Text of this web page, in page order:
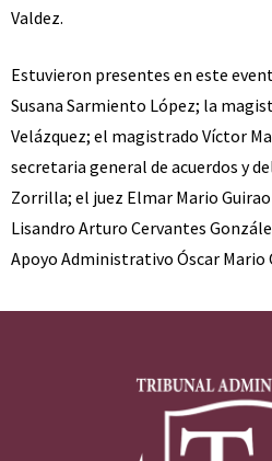
Valdez.
Estuvieron presentes en este
Susana Sarmiento López; la
Velázquez; el magistrado Víctor
secretaria general de acuerdos y
Zorrilla; el juez Elmar Mario
Lisandro Arturo Cervantes
Apoyo Administrativo Óscar Mario